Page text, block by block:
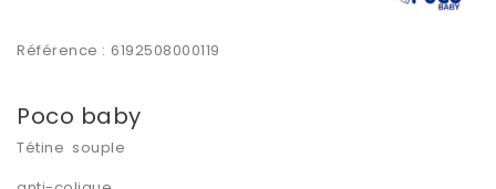
Référence : 6192508000119
Poco baby
Tétine souple